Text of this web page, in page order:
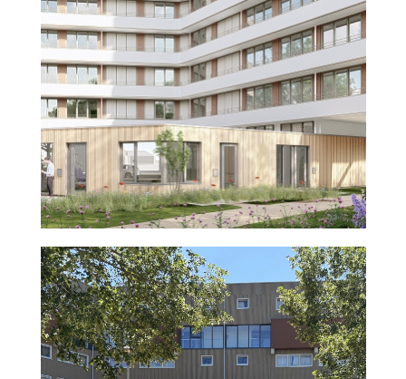
agnova
Nieuws Middelburg 2026 uitgelicht 2